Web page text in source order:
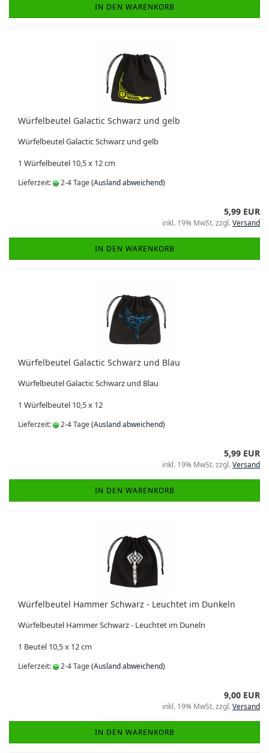
IN DEN WARENKORB
Würfelbeutel Galactic Schwarz und gelb
Würfelbeutel Galactic Schwarz und gelb
1 Würfelbeutel 10,5 x 12 cm
Lieferzeit: 2-4 Tage(Ausland abweichend)
5,99 EUR
inkl. 19% MwSt. zzgl.Versand
IN DEN WARENKORB
Würfelbeutel Galactic Schwarz und Blau
Würfelbeutel Galactic Schwarz und Blau
1 Würfelbeutel 10,5 x 12
Lieferzeit: 2-4 Tage(Ausland abweichend)
5,99 EUR
inkl. 19% MwSt. zzgl.Versand
IN DEN WARENKORB
Würfelbeutel Hammer Schwarz - Leuchtet im Dunkeln
Würfelbeutel Hammer Schwarz - Leuchtet im Duneln
1 Beutel 10,5 x 12 cm
Lieferzeit: 2-4 Tage(Ausland abweichend)
9,00 EUR
inkl. 19% MwSt. zzgl.Versand
IN DEN WARENKORB